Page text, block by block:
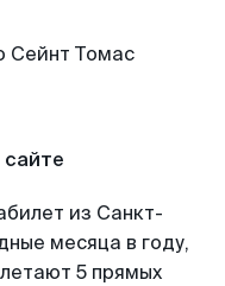
из Санкт-
месяца в году,
5 прямых